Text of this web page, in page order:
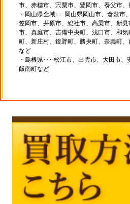
市、赤穂市、宍粟市、豊岡市、養父市
・岡山県全域･･･岡山県岡山市、倉敷市
笠岡市、井原市、総社市、高梁市、新
市、真庭市、吉備中央町、浅口市、和
町、新庄村、鏡野町、勝央町、奈義町
など
・島根県･･･ 松江市、出雲市、大田市、
飯南町など